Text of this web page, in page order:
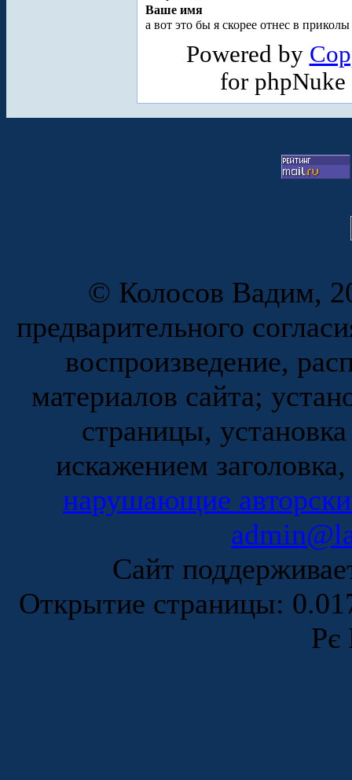
Ваше имя
а вот это бы я скорее отнес в приколы
Powered by
for
© Колосов Вадим,
предварительного
воспроизведение,
материалов сайта;
страницы,
искажением
нарушающие
Сайт
Открытие страницы:
Рє